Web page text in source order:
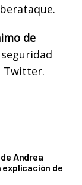
de
Twitter.
Andrea
explicación de